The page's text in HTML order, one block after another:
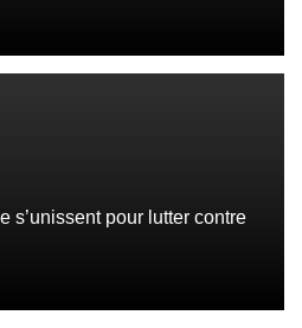
s’unissent pour lutter contre